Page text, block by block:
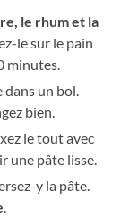
le rhum et la
le sur le pain
minutes.
un bol.
bien.
le tout avec
une pâte lisse.
y la pâte.